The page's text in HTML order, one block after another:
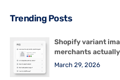
Trending Posts
Shopify variant
merchants
March 29, 2026